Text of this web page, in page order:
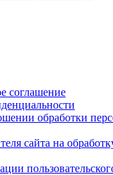
соглашение
обработки
сайта на